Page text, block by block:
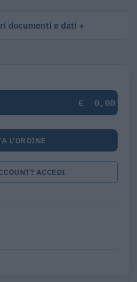
documenti e dati
€ 0,00
L'ORDINE
ACCEDI